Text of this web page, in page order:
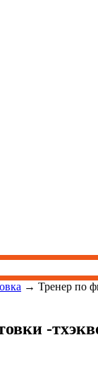
→ Тренер по
-